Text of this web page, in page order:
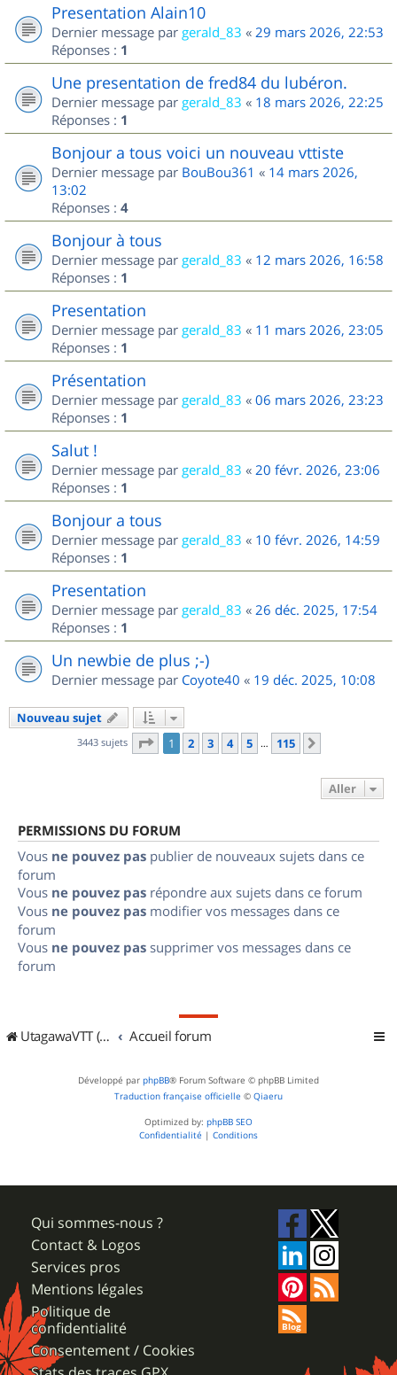
Presentation Alain10
Dernier message par gerald_83 « 29 mars 2026, 22:53
Réponses : 1
Une presentation de fred84 du lubéron.
Dernier message par gerald_83 « 18 mars 2026, 22:25
Réponses : 1
Bonjour a tous voici un nouveau vttiste
Dernier message par BouBou361 « 14 mars 2026,
13:02
Réponses : 4
Bonjour à tous
Dernier message par gerald_83 « 12 mars 2026, 16:58
Réponses : 1
Presentation
Dernier message par gerald_83 « 11 mars 2026, 23:05
Réponses : 1
Présentation
Dernier message par gerald_83 « 06 mars 2026, 23:23
Réponses : 1
Salut !
Dernier message par gerald_83 « 20 févr. 2026, 23:06
Réponses : 1
Bonjour a tous
Dernier message par gerald_83 « 10 févr. 2026, 14:59
Réponses : 1
Presentation
Dernier message par gerald_83 « 26 déc. 2025, 17:54
Réponses : 1
Un newbie de plus ;-)
Dernier message par Coyote40 « 19 déc. 2025, 10:08
Nouveau sujet
3443 sujets Page 1sur 115
1 2 3 4 5 … 115
Aller
PERMISSIONS DU FORUM
Vous ne pouvez pas publier de nouveaux sujets dans ce
forum
Vous ne pouvez pas répondre aux sujets dans ce forum
Vous ne pouvez pas modifier vos messages dans ce
forum
Vous ne pouvez pas supprimer vos messages dans ce
forum
UtagawaVTT (Randos VTT et VTTAE avec traces GPS) Accueil forum
Développé par phpBB® Forum Software © phpBB Limited
Traduction française officielle © Qiaeru
Optimized by: phpBB SEO
Confidentialité | Conditions
Qui sommes-nous ?
Contact & Logos
Services pros
Mentions légales
Politique de
confidentialité
Consentement / Cookies